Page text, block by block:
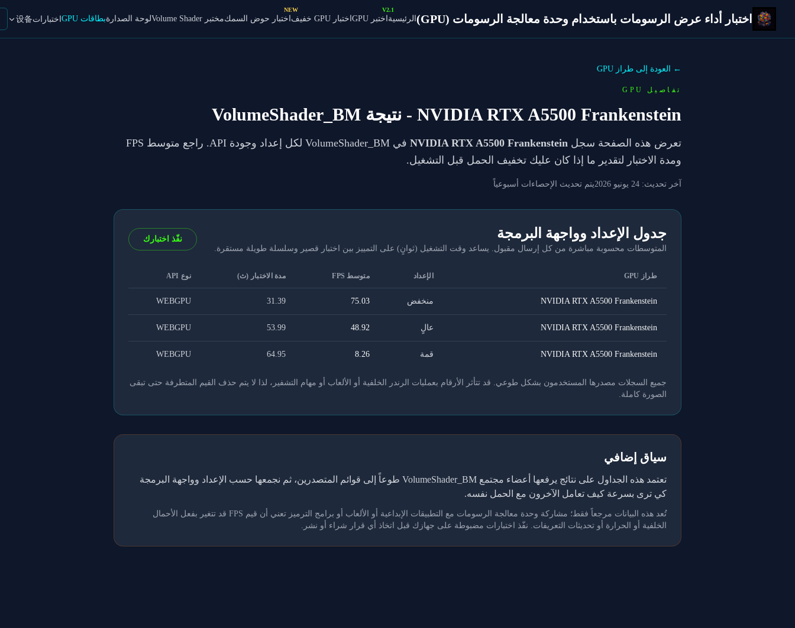
اختبار أداء عرض الرسومات باستخدام وحدة معالجة الرسومات (GPU) الرئيسية اختبر GPU
V2.1
اختبار GPU خفيف اختبار حوض السمك
NEW
مختبر Volume Shader لوحة الصدارةبطاقات GPU اختبارات设备
← العودة إلى طراز GPU
تفاصيل GPU
NVIDIA RTX A5500 Frankenstein - نتيجة VolumeShader_BM
تعرض هذه الصفحة سجل NVIDIA RTX A5500 Frankenstein
في VolumeShader_BM لكل إعداد وجودة API. راجع متوسط FPS
ومدة الاختبار لتقدير ما إذا كان عليك تخفيف الحمل قبل التشغيل.
آخر تحديث: 24 يونيو 2026 يتم تحديث الإحصاءات أسبوعياً
جدول الإعداد وواجهة البرمجة
المتوسطات محسوبة مباشرة من كل إرسال مقبول. يساعد وقت التشغيل (ثوانٍ) على التمييز بين اختبار قصير وسلسلة طويلة مستقرة.
نفّذ اختبارك
طراز GPU الإعداد متوسط FPS مدة الاختبار (ث) نوع API
NVIDIA RTX A5500 Frankenstein منخفض 75.03
31.39
WEBGPU
NVIDIA RTX A5500 Frankenstein عالٍ 48.92
53.99
WEBGPU
NVIDIA RTX A5500 Frankenstein قمة 8.26
64.95
WEBGPU
جميع السجلات مصدرها المستخدمون بشكل طوعي. قد تتأثر الأرقام بعمليات الرندر الخلفية أو الألعاب أو مهام التشفير، لذا لا يتم حذف القيم المتطرفة حتى تبقى
الصورة كاملة.
سياق إضافي
تعتمد هذه الجداول على نتائج يرفعها أعضاء مجتمع VolumeShader_BM طوعاً إلى قوائم المتصدرين، ثم نجمعها حسب الإعداد وواجهة البرمجة
كي ترى بسرعة كيف تعامل الآخرون مع الحمل نفسه.
تُعد هذه البيانات مرجعاً فقط؛ مشاركة وحدة معالجة الرسومات مع التطبيقات الإبداعية أو الألعاب أو برامج الترميز تعني أن قيم FPS قد تتغير بفعل الأحمال
الخلفية أو الحرارة أو تحديثات التعريفات. نفّذ اختبارات مضبوطة على جهازك قبل اتخاذ أي قرار شراء أو نشر.